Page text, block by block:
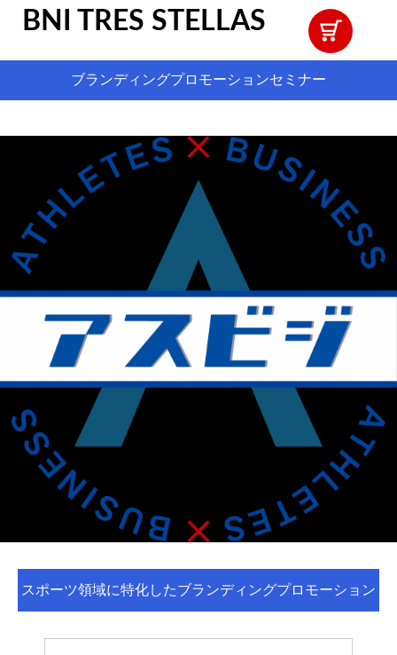
BNI TRES STELLAS
ブランディングプロモーションセミナー
スポーツ領域に特化したブランディングプロモーション